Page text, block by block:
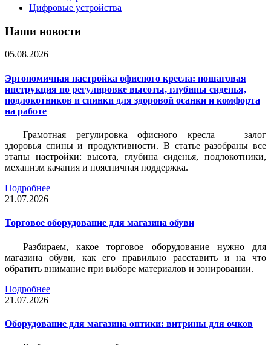
Цифровые устройства
Наши новости
05.08.2026
Эргономичная настройка офисного кресла: пошаговая
инструкция по регулировке высоты, глубины сиденья,
подлокотников и спинки для здоровой осанки и комфорта
на работе
Грамотная регулировка офисного кресла — залог
здоровья спины и продуктивности. В статье разобраны все
этапы настройки: высота, глубина сиденья, подлокотники,
механизм качания и поясничная поддержка.
Подробнее
21.07.2026
Торговое оборудование для магазина обуви
Разбираем, какое торговое оборудование нужно для
магазина обуви, как его правильно расставить и на что
обратить внимание при выборе материалов и зонировании.
Подробнее
21.07.2026
Оборудование для магазина оптики: витрины для очков